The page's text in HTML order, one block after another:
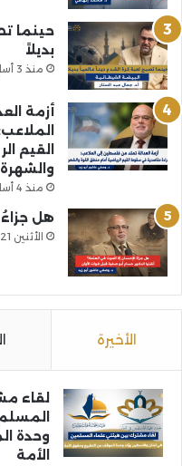
حينما
بديلاً
منذ 3 أسابيع
أزمة
القيم
والشهرة
منذ 4 أسابيع
هل جزاءُ
الأثنين 21 محرم 1448هـ 6-7-2026م
الأخيرة
لقاء
وحدة
الأمة